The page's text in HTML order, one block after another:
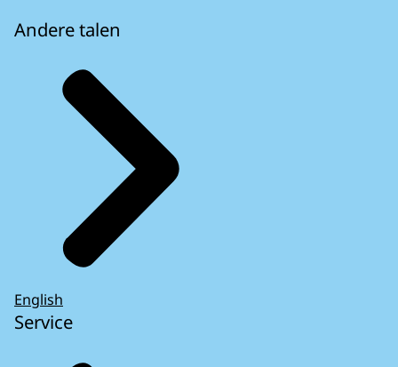
Andere talen
English
Service